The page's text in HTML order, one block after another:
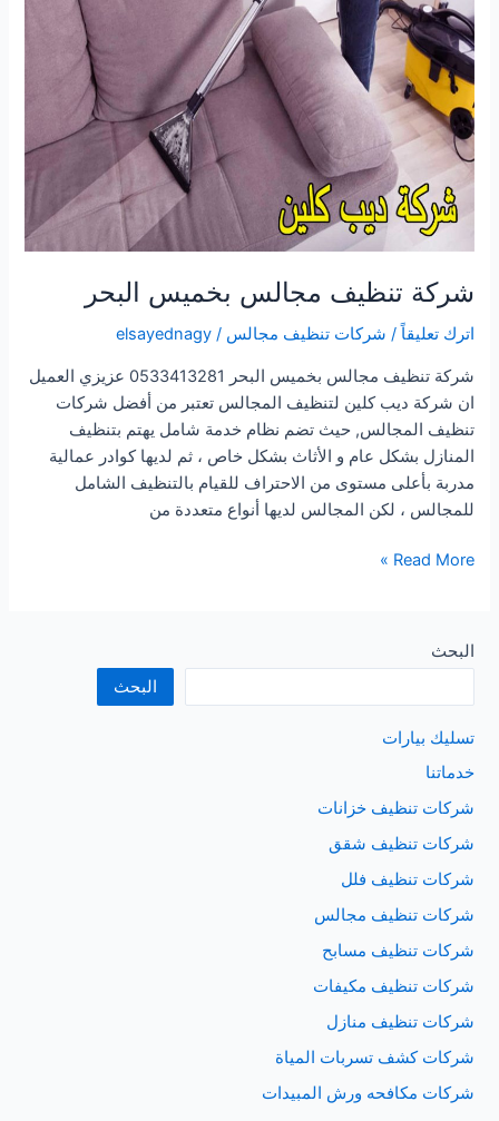
شركة تنظيف مجالس بخميس البحر
اترك تعليقاً / شركات تنظيف مجالس /
elsayednagy
شركة تنظيف مجالس بخميس البحر 0533413281 عزيزي العميل
ان شركة ديب كلين لتنظيف المجالس تعتبر من أفضل شركات
تنظيف المجالس, حيث تضم نظام خدمة شامل يهتم بتنظيف
المنازل بشكل عام و الأثاث بشكل خاص ، ثم لديها كوادر عمالية
مدربة بأعلى مستوى من الاحتراف للقيام بالتنظيف الشامل
للمجالس ، لكن المجالس لديها أنواع متعددة من
شركة
بخميس
البحر
Read More »
البحث
البحث
تسليك بيارات
خدماتنا
شركات تنظيف خزانات
شركات تنظيف شقق
شركات تنظيف فلل
شركات تنظيف مجالس
شركات تنظيف مسابح
شركات تنظيف مكيفات
شركات تنظيف منازل
شركات كشف تسربات المياة
شركات مكافحه ورش المبيدات